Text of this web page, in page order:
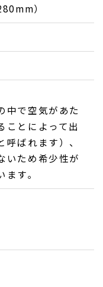
）
中で空気があた
ことによって出
ばれます）、
いため希少性が
ます｡